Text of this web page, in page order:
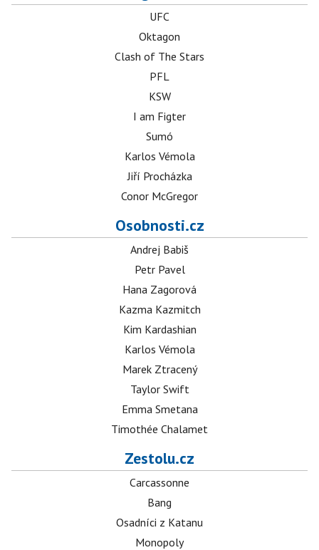
UFC
Oktagon
Clash of The Stars
PFL
KSW
I am Figter
Sumó
Karlos Vémola
Jiří Procházka
Conor McGregor
Osobnosti.cz
Andrej Babiš
Petr Pavel
Hana Zagorová
Kazma Kazmitch
Kim Kardashian
Karlos Vémola
Marek Ztracený
Taylor Swift
Emma Smetana
Timothée Chalamet
Zestolu.cz
Carcassonne
Bang
Osadníci z Katanu
Monopoly